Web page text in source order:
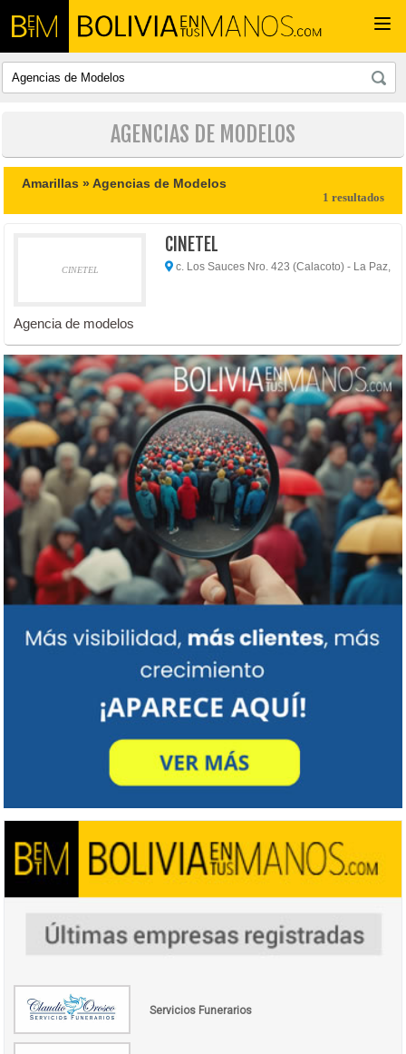
AGENCIAS DE MODELOS
Amarillas »Agencias de Modelos
1 resultados
CINETEL
CINETEL
c. Los Sauces Nro. 423 (Calacoto) - La Paz,
Agencia de modelos
Servicios Funerarios